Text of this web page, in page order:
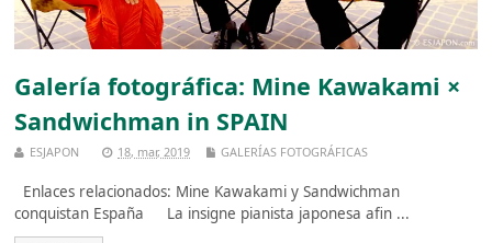
Galería fotográfica: Mine Kawakami ×
Sandwichman in SPAIN
ESJAPON 18, mar, 2019 GALERÍAS FOTOGRÁFICAS
Enlaces relacionados: Mine Kawakami y Sandwichman
conquistan España La insigne pianista japonesa afin ...